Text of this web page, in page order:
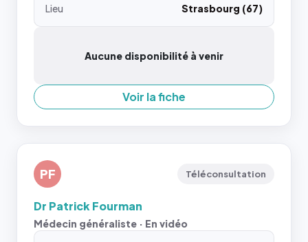
Lieu Strasbourg (67)
Aucune disponibilité à venir
Voir la fiche
PF Téléconsultation
Dr Patrick Fourman
Médecin généraliste · En vidéo